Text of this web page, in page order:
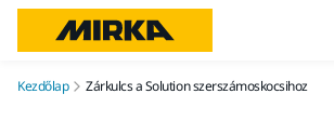
Kezdőlap Zárkulcs a Solution szerszámoskocsihoz